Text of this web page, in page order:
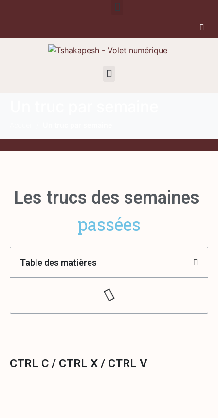
Les trucs des semaines
passées
Table des matières
CTRL C / CTRL X / CTRL V